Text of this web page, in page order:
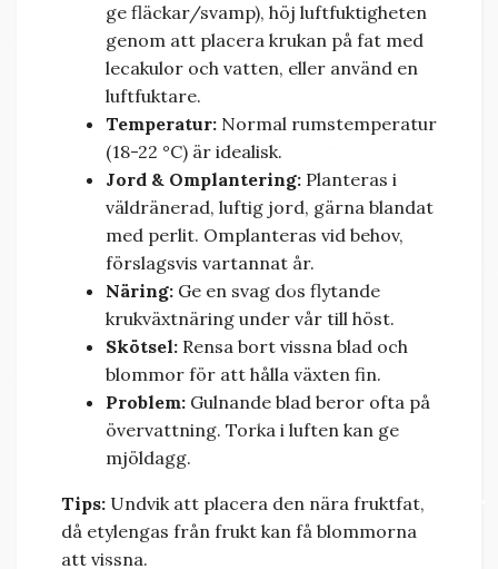
ge fläckar/svamp), höj luftfuktigheten
genom att placera krukan på fat med
lecakulor och vatten, eller använd en
luftfuktare.
Temperatur: Normal rumstemperatur
(18-22 °C) är idealisk.
Jord & Omplantering: Planteras i
väldränerad, luftig jord, gärna blandat
med perlit. Omplanteras vid behov,
förslagsvis vartannat år.
Näring: Ge en svag dos flytande
krukväxtnäring under vår till höst.
Skötsel: Rensa bort vissna blad och
blommor för att hålla växten fin.
Problem: Gulnande blad beror ofta på
övervattning. Torka i luften kan ge
mjöldagg.
Tips: Undvik att placera den nära fruktfat,
då etylengas från frukt kan få blommorna
att vissna.